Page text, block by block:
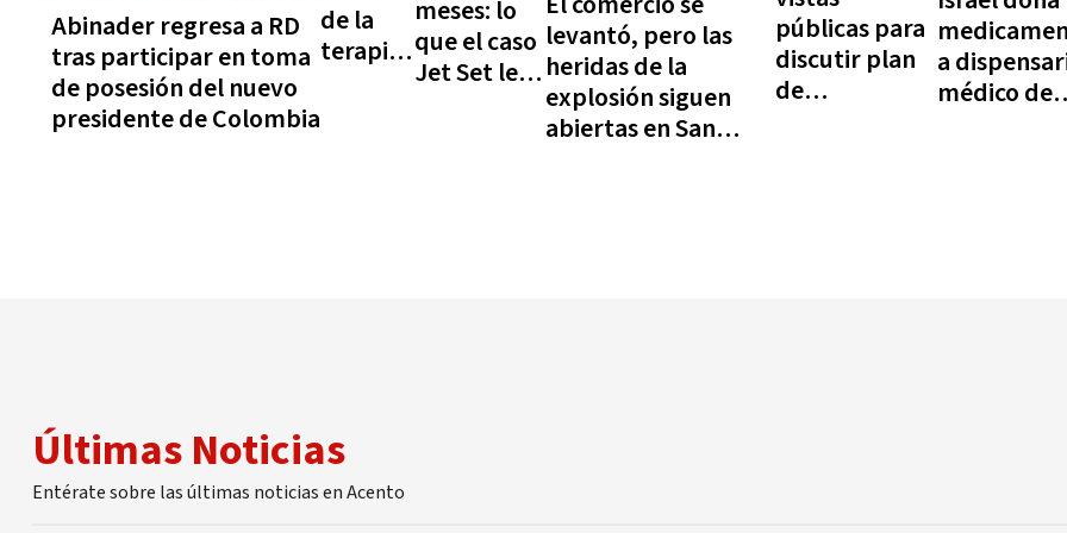
Abinader regresa a RD
tras participar en toma
de posesión del nuevo
presidente de Colombia
de la
terapia
meses: lo
que el caso
Jet Set le
levantó, pero las
heridas de la
explosión siguen
abiertas en San
públicas para
discutir plan
de
a
médico de